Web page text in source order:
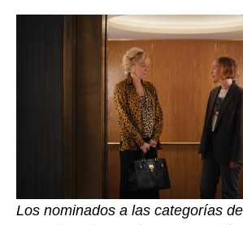
Los nominados a las categorías